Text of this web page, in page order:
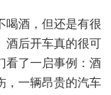
喝酒，但还是有很
酒后开车真的很可
看了一启事例：酒
，一辆昂贵的汽车